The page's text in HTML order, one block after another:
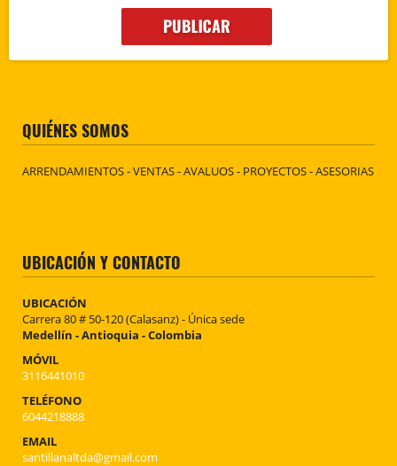
QUIÉNES SOMOS
ARRENDAMIENTOS - VENTAS - AVALUOS - PROYECTOS - ASESORIAS
UBICACIÓN Y CONTACTO
UBICACIÓN
Carrera 80 # 50-120 (Calasanz) - Única sede
Medellín - Antioquia - Colombia
MÓVIL
3116441010
TELÉFONO
6044218888
EMAIL
santillanaltda@gmail.com